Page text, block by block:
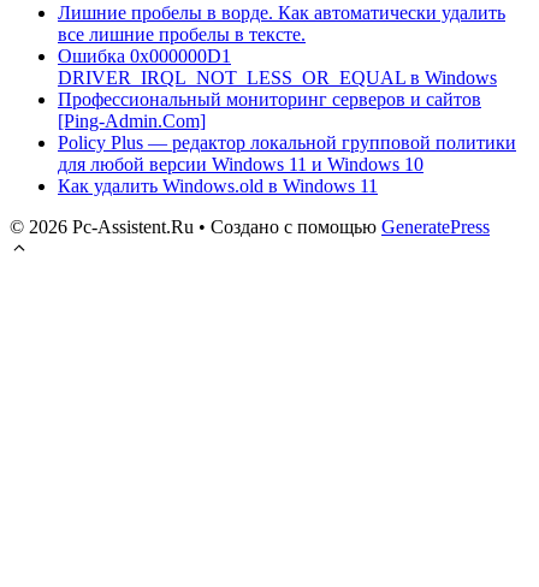
Лишние пробелы в ворде. Как автоматически удалить
все лишние пробелы в тексте.
Ошибка 0x000000D1
DRIVER_IRQL_NOT_LESS_OR_EQUAL в Windows
Профессиональный мониторинг серверов и сайтов
[Ping-Admin.Com]
Policy Plus — редактор локальной групповой политики
для любой версии Windows 11 и Windows 10
Как удалить Windows.old в Windows 11
© 2026 Pc-Assistent.Ru • Создано с помощью GeneratePress